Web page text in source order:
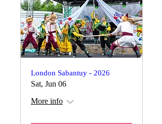
London Sabantuy - 2026
Sat, Jun 06
More info